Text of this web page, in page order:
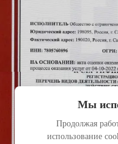
Мы
Продолжая
использование